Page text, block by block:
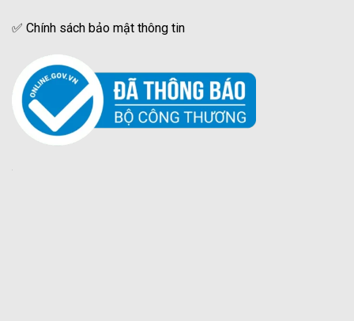
✅ Chính sách bảo mật thông tin